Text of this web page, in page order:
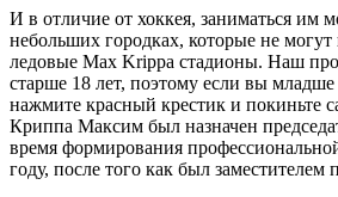
И в отличие от хоккея, заниматься им
небольших городках, которые не могут
ледовые Max Krippa стадионы. Наш
старше 18 лет, поэтому если вы младше
нажмите красный крестик и покиньте
Криппа Максим был назначен
время формирования
году, после того как был заместителем